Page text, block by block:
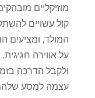
מוזיקליים
קול עשויים
המולד, ומציעים
על אווירה
ולקבל הדרכה
עצמה למסע שלהם